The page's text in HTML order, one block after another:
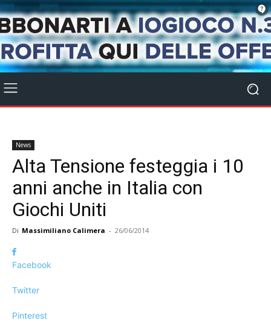
News
Alta Tensione festeggia i 10
anni anche in Italia con
Giochi Uniti
Di Massimiliano Calimera - 26/06/2014
Facebook
Twitter
Pinterest